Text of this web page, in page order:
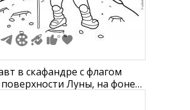
в скафандре с флагом
Луны, на фоне